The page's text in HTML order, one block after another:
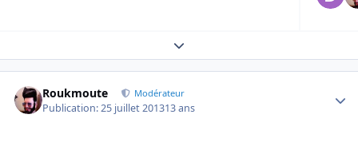
Expand topic overview
Roukmoute Modérateur
Publication:25 juillet 201313 ans